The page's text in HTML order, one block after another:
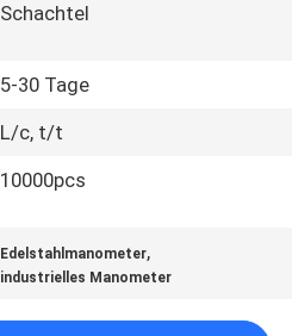
Schachtel
5-30 Tage
L/c, t/t
10000pcs
Edelstahlmanometer,
industrielles Manometer